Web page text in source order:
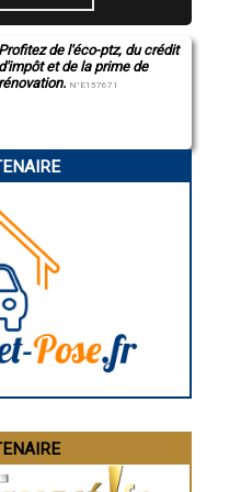
Montlignon
à Andilly
en-France
Martin-du-Tertre
sur-Oise
à Vémars
en-Parisis
en-France
l'Aillerie
la-Vallée
à Chars
à Attainville
en-France
sur-Oise
à Maffliers
à Sagy
Valmondois
à Vigny
Profitez de l'éco-ptz, du crédit
d'impôt et de la prime de
rénovation. N°E157671